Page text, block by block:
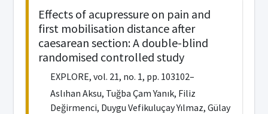
Effects of acupressure on pain and
first mobilisation distance after
caesarean section: A double-blind
randomised controlled study
EXPLORE, vol. 21, no. 1, pp. 103102–
Aslıhan Aksu, Tuğba Çam Yanık, Filiz
Değirmenci, Duygu Vefikuluçay Yılmaz, Gülay